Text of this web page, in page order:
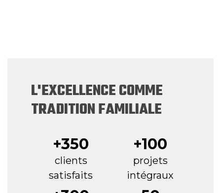
L'EXCELLENCE COMME
TRADITION FAMILIALE
+350
clients
satisfaits
+100
projets
intégraux